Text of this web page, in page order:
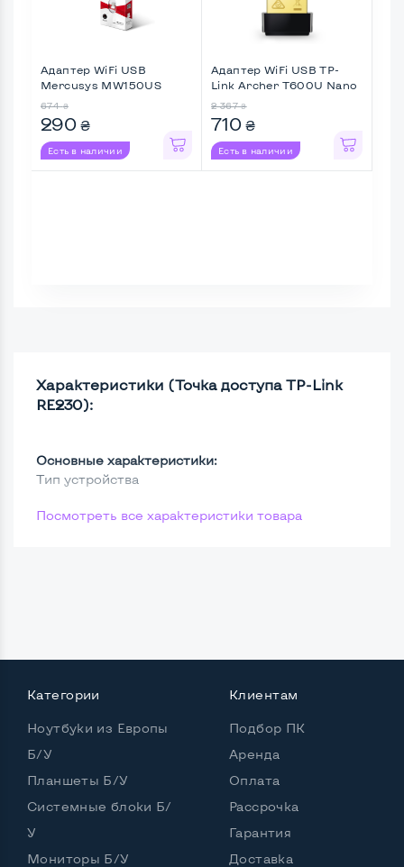
Адаптер WiFi USB
Mercusys MW150US
674 ₴
290 ₴
Есть в наличии
Адаптер WiFi USB TP-
Link Archer T600U Nano
2 367 ₴
710 ₴
Есть в наличии
Характеристики (Точка доступа TP-Link
RE230):
Основные характеристики:
Тип устройства
Посмотреть все характеристики товара
Категории
Ноутбуки из Европы
Б/У
Планшеты Б/У
Системные блоки Б/
У
Мониторы Б/У
Клиентам
Подбор ПК
Аренда
Оплата
Рассрочка
Гарантия
Доставка